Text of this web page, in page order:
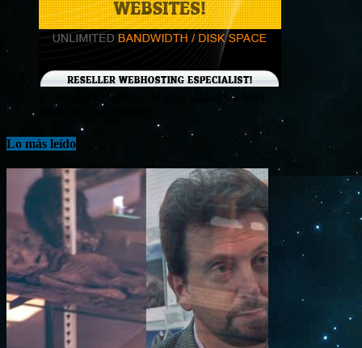
¡Consigue tu hosting de alta calidad y a bajo
costo en Banahosting!
Lo más leído